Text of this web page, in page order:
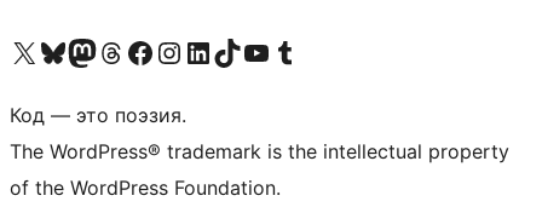
Посетите нас в X (ранее Twitter)
Посетите нашу учётную запись в Bluesky
Посетите нашу ленту в Mastodon
Посетите нашу учётную запись в Threads
Посетите нашу страницу на Facebook
Посетите наш Instagram
Посетите нашу страницу в LinkedIn
Посетите нашу учётную запись в TikTok
Посетите наш канал YouTube
Посетите нашу учётную запись в Tumblr
Код — это поэзия.
The WordPress® trademark is the intellectual property
of the WordPress Foundation.